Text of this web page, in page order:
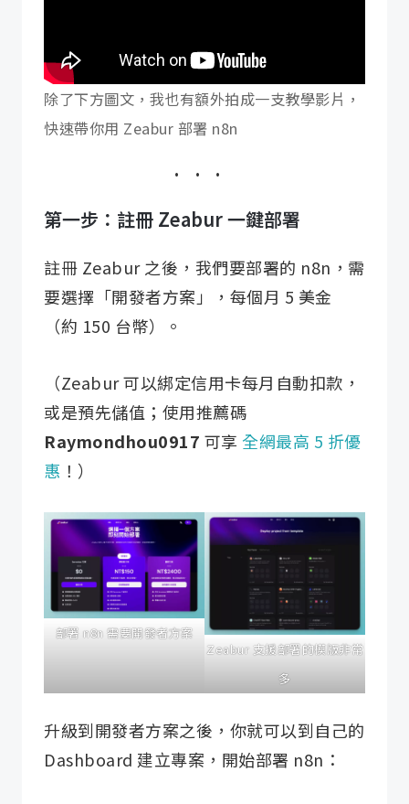
除了下方圖文，我也有額外拍成一支教學影片，
快速帶你用 Zeabur 部署 n8n
第一步：註冊 Zeabur 一鍵部署
註冊 Zeabur 之後，我們要部署的 n8n，需
要選擇「開發者方案」，每個月 5 美金
（約 150 台幣）。
（Zeabur 可以綁定信用卡每月自動扣款，
或是預先儲值；使用推薦碼
Raymondhou0917 可享 全網最高 5 折優
惠 ！）
部署 n8n 需要開發者方案
Zeabur 支援部署的模版非常
多
升級到開發者方案之後，你就可以到自己的
Dashboard 建立專案，開始部署 n8n：